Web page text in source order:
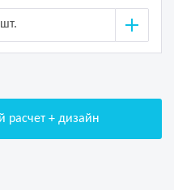
шт.
расчет + дизайн